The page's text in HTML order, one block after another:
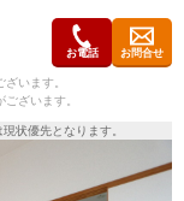
お電話 お問合せ
います。
ざいます。
状優先となります。